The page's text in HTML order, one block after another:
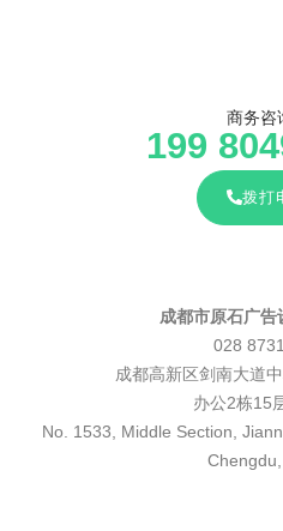
商务咨
199
拨打
成都市原石广告
028
成都高新区剑南大道
办公2栋15
No. 1533, Middle Section,